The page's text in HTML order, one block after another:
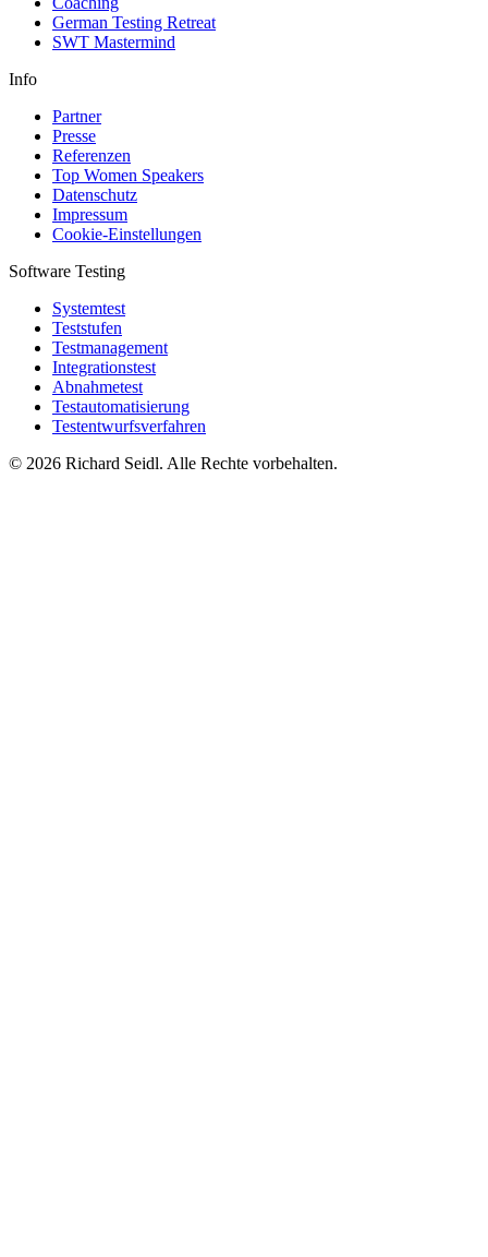
German Testing Retreat
SWT Mastermind
Info
Partner
Presse
Referenzen
Top Women Speakers
Datenschutz
Impressum
Cookie-Einstellungen
Software Testing
Systemtest
Teststufen
Testmanagement
Integrationstest
Abnahmetest
Testautomatisierung
Testentwurfsverfahren
© 2026 Richard Seidl. Alle Rechte vorbehalten.